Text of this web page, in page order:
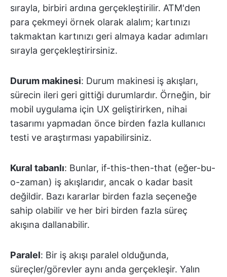
sırayla, birbiri ardına gerçekleştirilir. ATM'den
para çekmeyi örnek olarak alalım; kartınızı
takmaktan kartınızı geri almaya kadar adımları
sırayla gerçekleştirirsiniz.
Durum makinesi: Durum makinesi iş akışları,
sürecin ileri geri gittiği durumlardır. Örneğin, bir
mobil uygulama için UX geliştirirken, nihai
tasarımı yapmadan önce birden fazla kullanıcı
testi ve araştırması yapabilirsiniz.
Kural tabanlı: Bunlar, if-this-then-that (eğer-bu-
o-zaman) iş akışlarıdır, ancak o kadar basit
değildir. Bazı kararlar birden fazla seçeneğe
sahip olabilir ve her biri birden fazla süreç
akışına dallanabilir.
Paralel: Bir iş akışı paralel olduğunda,
süreçler/görevler aynı anda gerçekleşir. Yalın